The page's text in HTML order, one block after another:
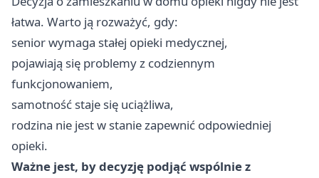
łatwa. Warto ją rozważyć, gdy:
senior wymaga stałej opieki medycznej,
pojawiają się problemy z codziennym
funkcjonowaniem,
samotność staje się uciążliwa,
rodzina nie jest w stanie zapewnić odpowiedniej
opieki.
Ważne jest, by decyzję podjąć wspólnie z